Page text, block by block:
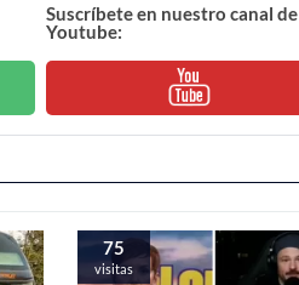
Suscríbete en nuestro canal de
Youtube:
75
visitas